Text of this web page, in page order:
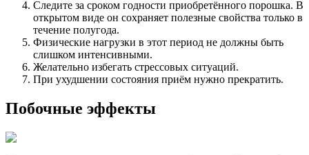
Следите за сроком годности приобретённого порошка. В
открытом виде он сохраняет полезные свойства только в
течение полугода.
Физические нагрузки в этот период не должны быть
слишком интенсивными.
Желательно избегать стрессовых ситуаций.
При ухудшении состояния приём нужно прекратить.
Побочные эффекты